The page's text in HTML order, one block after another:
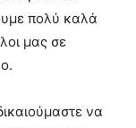
πολύ καλά
μας σε
να